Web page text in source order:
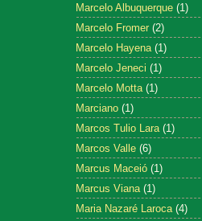
Marcelo Albuquerque (1)
Marcelo Fromer (2)
Marcelo Hayena (1)
Marcelo Jeneci (1)
Marcelo Motta (1)
Marciano (1)
Marcos Tulio Lara (1)
Marcos Valle (6)
Marcus Maceió (1)
Marcus Viana (1)
Maria Nazaré Laroca (4)